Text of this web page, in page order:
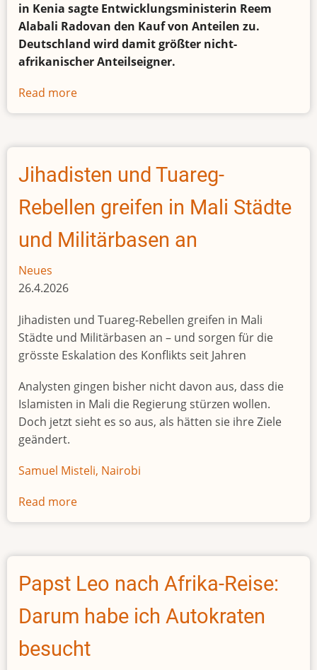
in Kenia sagte Entwicklungsministerin Reem
Alabali Radovan den Kauf von Anteilen zu.
Deutschland wird damit größter nicht-
afrikanischer Anteilseigner.
Read more
Deutschland
Miteigentümer
afrikanischen
Versicherungsagentur
ATIDI
Jihadisten und Tuareg-
Rebellen greifen in Mali Städte
und Militärbasen an
Neues
26.4.2026
Jihadisten und Tuareg-Rebellen greifen in Mali
Städte und Militärbasen an – und sorgen für die
grösste Eskalation des Konflikts seit Jahren
Analysten gingen bisher nicht davon aus, dass die
Islamisten in Mali die Regierung stürzen wollen.
Doch jetzt sieht es so aus, als hätten sie ihre Ziele
geändert.
Samuel Misteli, Nairobi
Read more
Jihadisten
Tuareg-
Rebellen
greifen
in
Mali
Städte
und
Papst Leo nach Afrika-Reise:
Darum habe ich Autokraten
besucht